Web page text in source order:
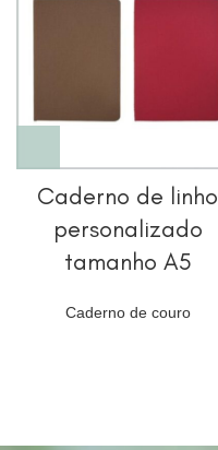
Caderno de linho
personalizado
tamanho A5
Caderno de couro